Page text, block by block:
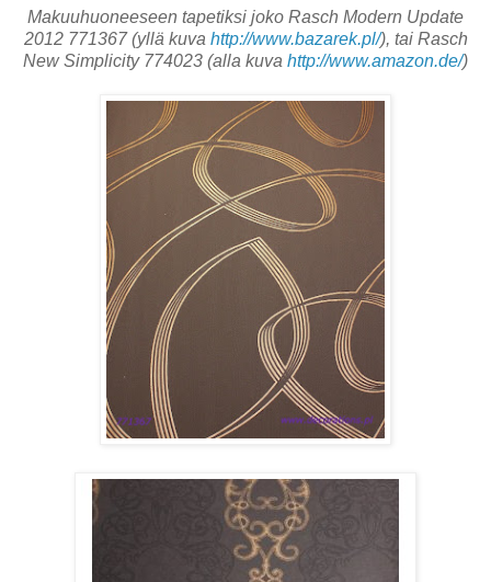
Makuuhuoneeseen tapetiksi joko Rasch Modern Update
2012 771367 (yllä kuva http://www.bazarek.pl/), tai Rasch
New Simplicity 774023 (alla kuva http://www.amazon.de/)